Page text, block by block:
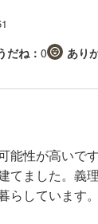
だね： 0 あり
能性が高いで
てました。義
らしています。